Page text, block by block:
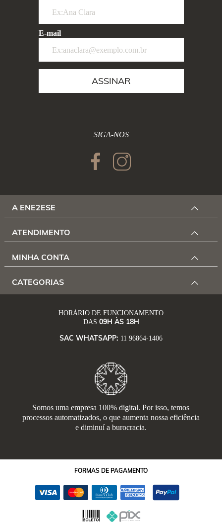
E-mail
ASSINAR
SIGA-NOS
A ENE2ESE
ATENDIMENTO
MINHA CONTA
CATEGORIAS
HORÁRIO DE FUNCIONAMENTO
DAS 09H ÀS 18H
SAC WHATSAPP: 11 96864-1406
Somos uma empresa 100% digital. Por isso, temos
processos automatizados, o que aumenta nossa eficiência
e diminuí a burocracia.
FORMAS DE PAGAMENTO